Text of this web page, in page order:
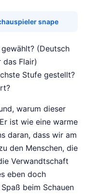
snape
(Deutsch
Flair)
Stufe gestellt?
warum dieser
ist wie eine warme
daran, dass wir am
den Menschen, die
Verwandtschaft
eben doch
beim Schauen